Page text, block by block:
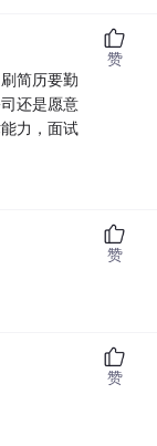
简历要勤
还是愿意
力，面试
赞
赞
赞